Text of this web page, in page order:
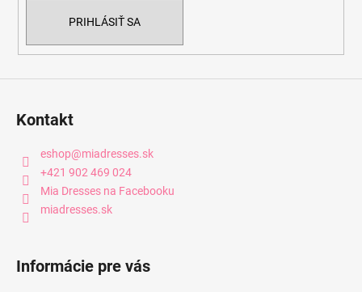
PRIHLÁSIŤ SA
Kontakt
eshop@miadresses.sk
+421 902 469 024
Mia Dresses na Facebooku
miadresses.sk
Informácie pre vás